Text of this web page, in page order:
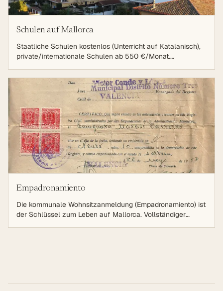
Schulen auf Mallorca
Staatliche Schulen kostenlos (Unterricht auf Katalanisch),
private/internationale Schulen ab 550 €/Monat.
Empadronamiento
Die kommunale Wohnsitzanmeldung (Empadronamiento) ist
der Schlüssel zum Leben auf Mallorca. Vollständiger